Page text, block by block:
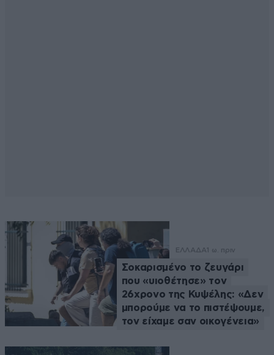
ΕΛΛΑΔΑ 1 ω. πριν
Σοκαρισμένο το ζευγάρι
που «υιοθέτησε» τον
26χρονο της Κυψέλης: «Δεν
μπορούμε να το πιστέψουμε,
τον είχαμε σαν οικογένεια»